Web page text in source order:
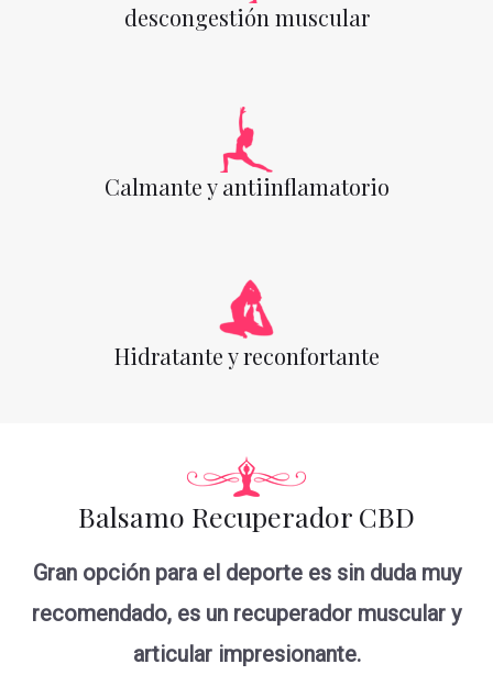
descongestión muscular
Calmante y antiinflamatorio
Hidratante y reconfortante
Balsamo Recuperador CBD
Gran opción para el deporte es sin duda muy
recomendado, es un recuperador muscular y
articular impresionante.